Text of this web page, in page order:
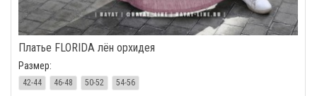
Платье FLORIDA лён орхидея
Размер:
42-44 46-48 50-52 54-56